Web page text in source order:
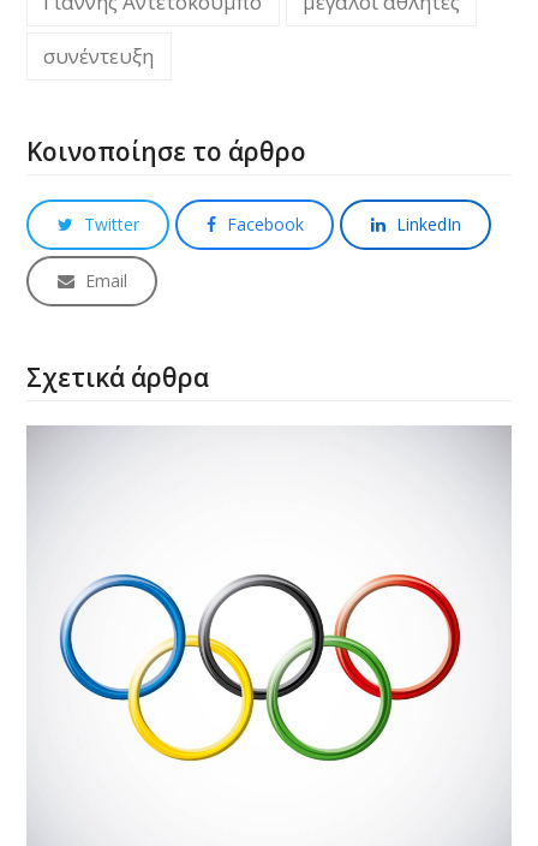
συνέντευξη
Κοινοποίησε το άρθρο
Twitter Facebook LinkedIn
Email
Σχετικά άρθρα